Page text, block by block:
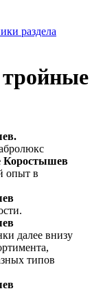
раздела
Коростышев
опыт в
далее внизу
типов